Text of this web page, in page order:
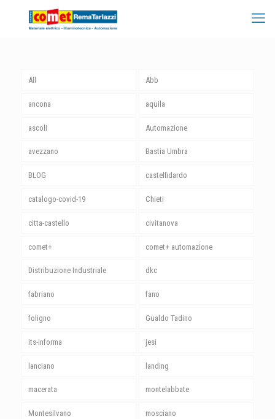
All Abb
ancona aquila
ascoli Automazione
avezzano Bastia Umbra
BLOG castelfidardo
catalogo-covid-19 Chieti
citta-castello civitanova
comet+ comet+ automazione
Distribuzione Industriale dkc
fabriano fano
foligno Gualdo Tadino
its-informa jesi
lanciano landing
macerata montelabbate
Montesilvano mosciano